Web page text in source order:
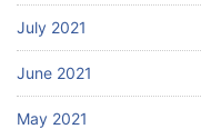
July 2021
June 2021
May 2021